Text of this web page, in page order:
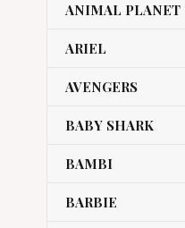
ANIMAL PLANET
ARIEL
AVENGERS
BABY SHARK
BAMBI
BARBIE